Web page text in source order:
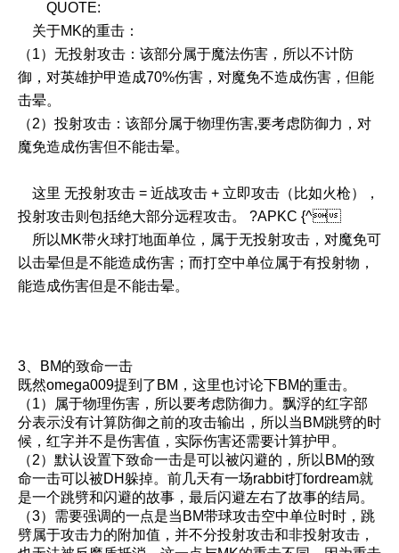
QUOTE:
关于MK的重击：
（1）无投射攻击：该部分属于魔法伤害，所以不计防
御，对英雄护甲造成70%伤害，对魔免不造成伤害，但能
击晕。
（2）投射攻击：该部分属于物理伤害,要考虑防御力，对
魔免造成伤害但不能击晕。
这里 无投射攻击 = 近战攻击 + 立即攻击（比如火枪），
投射攻击则包括绝大部分远程攻击。 ?APKC {^
所以MK带火球打地面单位，属于无投射攻击，对魔免可
以击晕但是不能造成伤害；而打空中单位属于有投射物，
能造成伤害但是不能击晕。
3、BM的致命一击
既然omega009提到了BM，这里也讨论下BM的重击。
（1）属于物理伤害，所以要考虑防御力。飘浮的红字部
分表示没有计算防御之前的攻击输出，所以当BM跳劈的时
候，红字并不是伤害值，实际伤害还需要计算护甲。
（2）默认设置下致命一击是可以被闪避的，所以BM的致
命一击可以被DH躲掉。前几天有一场rabbit打fordream就
是一个跳劈和闪避的故事，最后闪避左右了故事的结局。
（3）需要强调的一点是当BM带球攻击空中单位时时，跳
劈属于攻击力的附加值，并不分投射攻击和非投射攻击，